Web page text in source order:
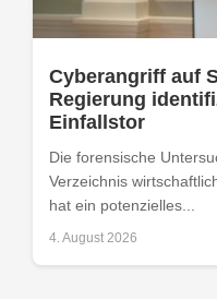
Cyberangriff auf
Regierung
Einfallstor
Die forensische
Verzeichnis
hat ein potenzielles...
4. August 2026